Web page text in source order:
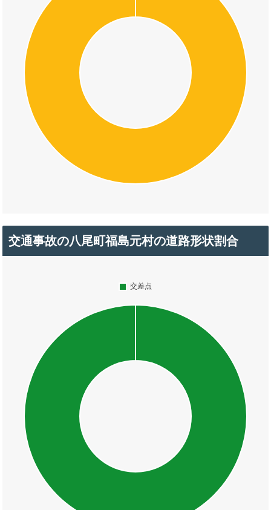
交通事故の八尾町福島元村の道路形状割合